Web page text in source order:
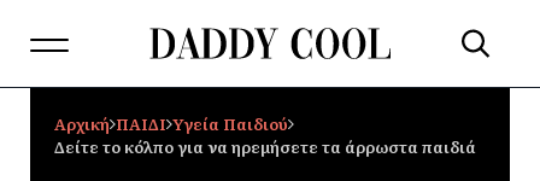
Αρχική ΠΑΙΔΙ Υγεία Παιδιού
Δείτε το κόλπο για να ηρεμήσετε τα άρρωστα παιδιά